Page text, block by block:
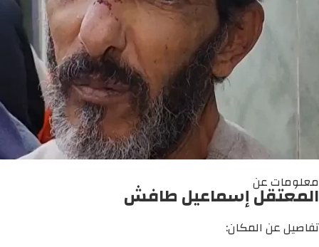
معلومات عن
المعتقل إسماعيل طافش
تفاصيل عن المكان: